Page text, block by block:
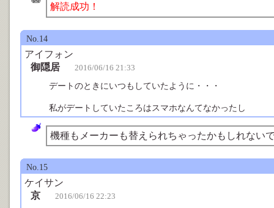
解読成功！
No.14
アイフォン
御隠居
2016/06/16 21:33
デートのときにいつもしていたように・・・
私がデートしていたころはスマホなんてなかったし
機種もメーカーも替えられちゃったかもしれない
No.15
ケイサン
京
2016/06/16 22:23